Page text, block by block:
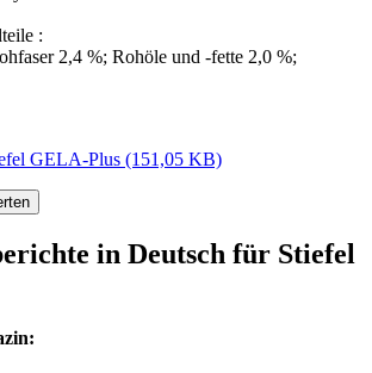
:
2,4 %; Rohöle und -fette 2,0 %;
GELA-Plus (151,05 KB)
in Deutsch für Stiefel